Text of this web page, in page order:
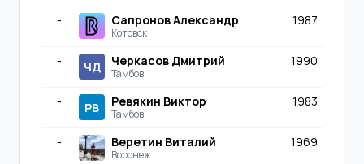
- Сапронов Александр
Котовск
1987
- ЧД Черкасов Дмитрий
Тамбов
1990
- РВ Ревякин Виктор
Тамбов
1983
- Веретин Виталий
Воронеж
1969